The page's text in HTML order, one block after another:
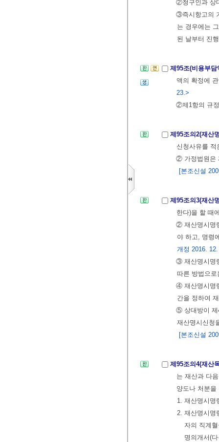
②청구인과 상
③즉시항고의
는 경우에는
된 날부터 진
제95조(비용부
액의 확정에
23.>
②제1항의 규
제95조의2(재산
신청사유를 적
② 가정법원은
[본조신설
제95조의3(재산
한다)을 할 때
② 재산명시명
야 하고, 명령
개정 2016.
③ 재산명시명
따른 방법으
④ 재산명시명
간을 정하여
⑤ 상대방이 제
재산명시신청
[본조신설
제95조의4(재산
는 재산과 다
양도나 처분
1. 재산명시명
2. 재산명시명
자의 직계
명의개서(